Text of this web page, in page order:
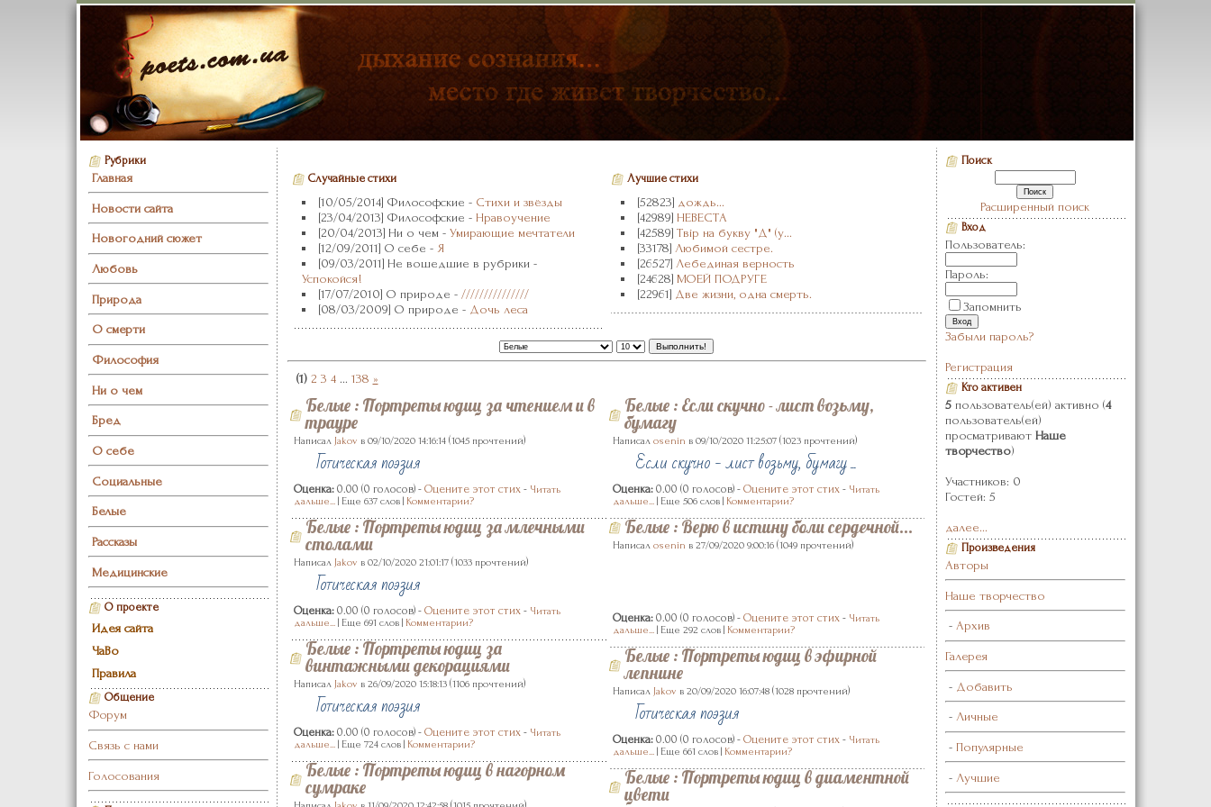
Рубрики
Главная
Новости сайта
Новогодний сюжет
Любовь
Природа
О смерти
Философия
Ни о чем
Бред
О себе
Социальные
Белые
Рассказы
Медицинские
О проекте
Идея сайта
ЧаВо
Правила
Общение
Форум
Связь с нами
Голосования
Случайные стихи
[10/05/2014] Философские - Стихи и звёзды
[23/04/2013] Философские -Нравоучение
[20/04/2013] Ни о чем -Умирающие мечтатели
[12/09/2011] О себе -Я
[09/03/2011] Не вошедшие в рубрики -
Успокойся!
[17/07/2010] О природе -///////////////
[08/03/2009] О природе - Дочь леса
Лучшие стихи
[52823] дождь...
[42989]НЕВЕСТА
[42589]Твір на букву "Д" (у...
[33178]Любимой сестре.
[26527]Лебединая верность
[24628]МОЕЙ ПОДРУГЕ
[22961] Две жизни, одна смерть.
(1) 2 3 4... 138 »
Белые: Портреты юдиц за чтением и в
трауре
Написал Jakov в 09/10/2020 14:16:14(1045 прочтений)
Готическая поэзия
Оценка: 0.00 (0 голосов) - Оцените этот стих- Читать
дальше...| Еще 637 слов | Комментарии?
Белые: Портреты юдиц за млечными
столами
Написал Jakov в 02/10/2020 21:01:17(1033 прочтений)
Готическая поэзия
Оценка: 0.00 (0 голосов) - Оцените этот стих- Читать
дальше...| Еще 691 слов | Комментарии?
Белые: Портреты юдиц за
винтажными декорациями
Написал Jakov в 26/09/2020 15:18:13(1106 прочтений)
Готическая поэзия
Оценка: 0.00 (0 голосов) - Оцените этот стих- Читать
дальше...| Еще 724 слов | Комментарии?
Белые: Портреты юдиц в нагорном
сумраке
Белые: Если скучно - лист возьму,
бумагу
Написал osenin в 09/10/2020 11:25:07(1023 прочтений)
Если скучно - лист возьму, бумагу ...
Оценка: 0.00 (0 голосов) - Оцените этот стих- Читать
дальше...| Еще 506 слов | Комментарии?
Белые: Верю в истину боли сердечной...
Написал osenin в 27/09/2020 9:00:16(1049 прочтений)
Оценка: 0.00 (0 голосов) - Оцените этот стих- Читать
дальше...| Еще 292 слов | Комментарии?
Белые: Портреты юдиц в эфирной
лепнине
Написал Jakov в 20/09/2020 16:07:48(1028 прочтений)
Готическая поэзия
Оценка: 0.00 (0 голосов) - Оцените этот стих- Читать
дальше...| Еще 661 слов | Комментарии?
Белые: Портреты юдиц в диаментной
цвети
Поиск
Расширенный поиск
Вход
Пользователь:
Пароль:
Запомнить
Забыли пароль?
Регистрация
Кто активен
5пользователь(ей) активно (4
пользователь(ей)
просматривают Наше
творчество)
Участников: 0
Гостей: 5
далее...
Произведения
Авторы
Наше творчество
- Архив
Галерея
- Добавить
- Личные
- Популярные
- Лучшие